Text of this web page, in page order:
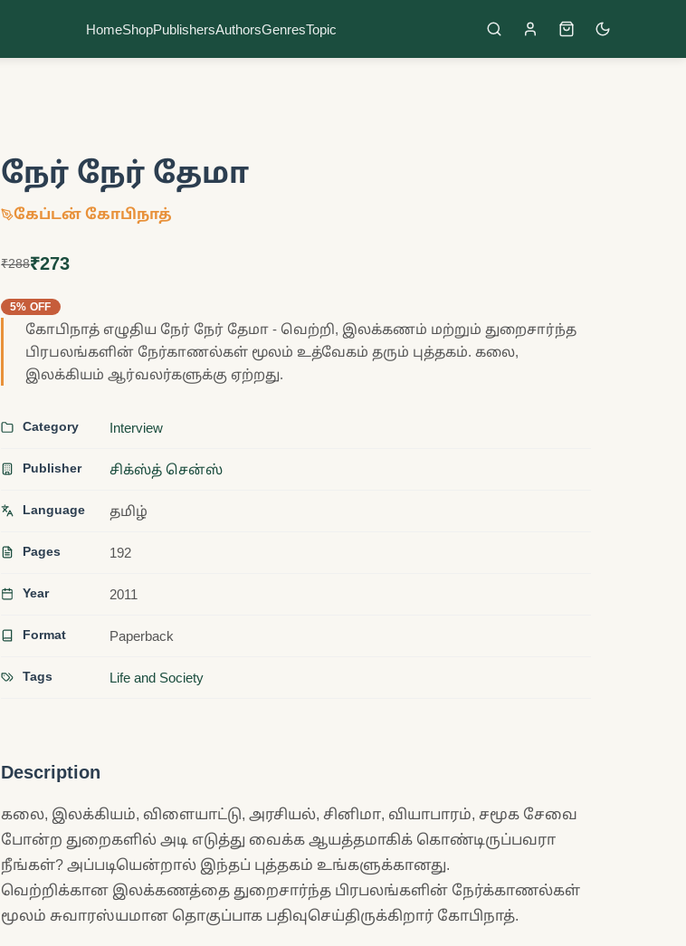
HomeShopPublishersAuthorsGenresTopic
நேர் நேர் தேமா
கேப்டன் கோபிநாத்
₹288₹273
5% OFF
கோபிநாத் எழுதிய நேர் நேர் தேமா - வெற்றி, இலக்கணம் மற்றும் துறைசார்ந்த
பிரபலங்களின் நேர்காணல்கள் மூலம் உத்வேகம் தரும் புத்தகம். கலை,
இலக்கியம் ஆர்வலர்களுக்கு ஏற்றது.
Category Interview
Publisher சிக்ஸ்த் சென்ஸ்
Language தமிழ்
Pages 192
Year 2011
Format Paperback
Tags Life and Society
Description
கலை, இலக்கியம், விளையாட்டு, அரசியல், சினிமா, வியாபாரம், சமூக சேவை
போன்ற துறைகளில் அடி எடுத்து வைக்க ஆயத்தமாகிக் கொண்டிருப்பவரா
நீங்கள்? அப்படியென்றால் இந்தப் புத்தகம் உங்களுக்கானது.
வெற்றிக்கான இலக்கணத்தை துறைசார்ந்த பிரபலங்களின் நேர்க்காணல்கள்
மூலம் சுவாரஸ்யமான தொகுப்பாக பதிவுசெய்திருக்கிறார் கோபிநாத்.